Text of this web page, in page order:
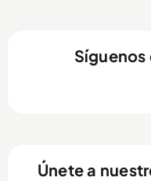
Síguenos
Únete a